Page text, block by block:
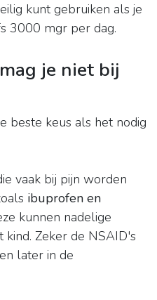
kunt gebruiken als je
3000 mgr per dag.
je niet bij
beste keus als het nodig
vaak bij pijn worden
ibuprofen en
kunnen nadelige
Zeker de NSAID's
later in de